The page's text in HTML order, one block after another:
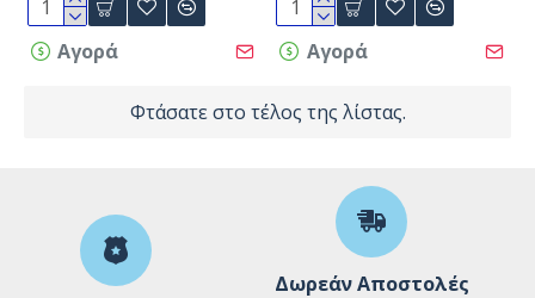
Αγορά Αγορά
Φτάσατε στο τέλος της λίστας.
Δωρεάν Αποστολές